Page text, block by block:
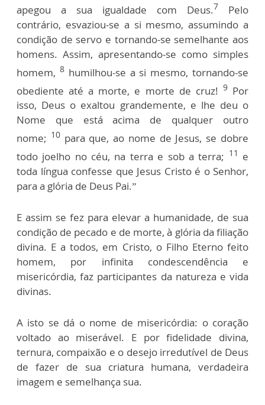
apegou a sua igualdade com Deus.7
Pelo
contrário, esvaziou-se a si mesmo, assumindo a
condição de servo e tornando-se semelhante aos
homens. Assim, apresentando-se como simples
homem, 8 humilhou-se a si mesmo, tornando-se
obediente até a morte, e morte de cruz! 9 Por
isso, Deus o exaltou grandemente, e lhe deu o
Nome que está acima de qualquer outro
nome; 10 para que, ao nome de Jesus, se dobre
todo joelho no céu, na terra e sob a terra; 11 e
toda língua confesse que Jesus Cristo é o Senhor,
para a glória de Deus Pai.”
E assim se fez para elevar a humanidade, de sua
condição de pecado e de morte, à glória da filiação
divina. E a todos, em Cristo, o Filho Eterno feito
homem, por infinita condescendência e
misericórdia, faz participantes da natureza e vida
divinas.
A isto se dá o nome de misericórdia: o coração
voltado ao miserável. E por fidelidade divina,
ternura, compaixão e o desejo irredutível de Deus
de fazer de sua criatura humana, verdadeira
imagem e semelhança sua.